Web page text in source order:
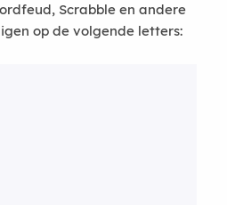
Scrabble en andere
op de volgende letters: